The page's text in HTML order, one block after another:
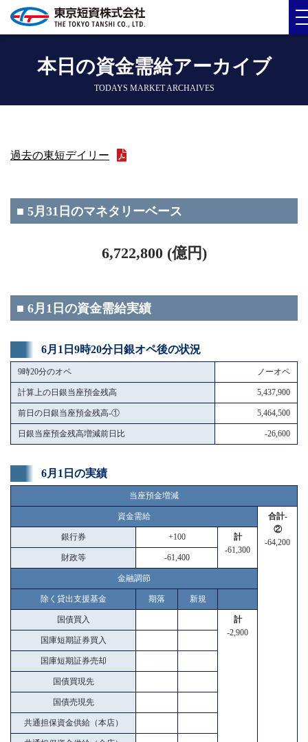
本日の資金需給アーカイブ
TODAYS MARKET ARCHAIVES
過去の東短デイリー
■ 5月31日のマネタリーベース
6,722,800 (億円)
■ 6月1日の資金需給実績
6月1日9時20分日銀オペ後の状況
9時20分のオペ ノーオペ
計算上の日銀当座預金残高 5,437,900
前日の日銀当座預金残高-① 5,464,500
日銀当座預金残高増減前日比 -26,600
6月1日の実績
当座預金増減
資金需給
合計-
②
-64,200
銀行券 +100
計
-61,300
財政等 -61,400
金融調節
除く貸出支援基金 期落 新規
国債買入
計
-2,900
国庫短期証券買入
国庫短期証券売却
国債買現先
国債売現先
共通担保資金供給（本店）